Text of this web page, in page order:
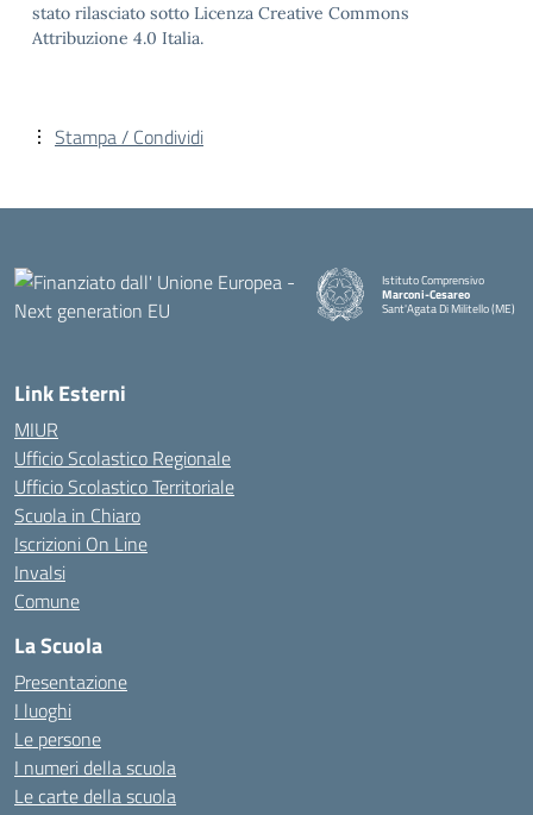
stato rilasciato sotto Licenza Creative Commons
Attribuzione 4.0 Italia.
Stampa / Condividi
Istituto Comprensivo
Marconi-Cesareo
Sant'Agata Di Militello (ME)
— Visita la pagina iniziale
Link Esterni
MIUR
Ufficio Scolastico Regionale
Ufficio Scolastico Territoriale
Scuola in Chiaro
Iscrizioni On Line
Invalsi
Comune
La Scuola
Presentazione
I luoghi
Le persone
I numeri della scuola
Le carte della scuola